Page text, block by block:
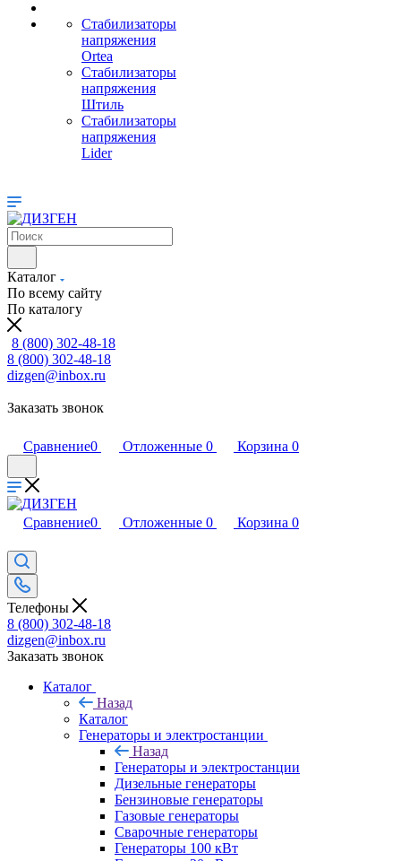
Стабилизаторы
напряжения
Ortea
Стабилизаторы
напряжения
Штиль
Стабилизаторы
напряжения
Lider
Каталог
По всему сайту
По каталогу
8 (800) 302-48-18
8 (800) 302-48-18
dizgen@inbox.ru
Заказать звонок
Сравнение0 Отложенные 0 Корзина 0
Сравнение0 Отложенные 0 Корзина 0
Телефоны
8 (800) 302-48-18
dizgen@inbox.ru
Заказать звонок
Каталог
Назад
Каталог
Генераторы и электростанции
Назад
Генераторы и электростанции
Дизельные генераторы
Бензиновые генераторы
Газовые генераторы
Сварочные генераторы
Генераторы 100 кВт